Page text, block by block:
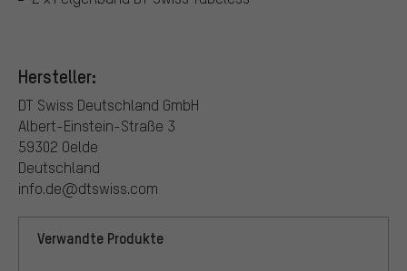
Hersteller:
DT Swiss Deutschland GmbH
Albert-Einstein-Straße 3
59302 Oelde
Deutschland
info.de@dtswiss.com
Verwandte Produkte